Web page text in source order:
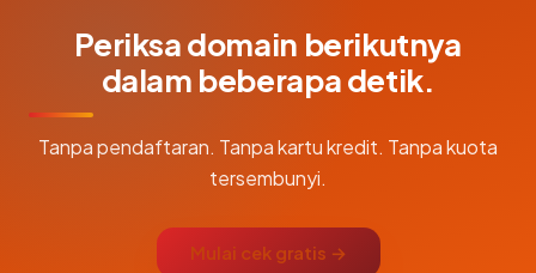
Periksa domain berikutnya
dalam beberapa detik.
Tanpa pendaftaran. Tanpa kartu kredit. Tanpa kuota
tersembunyi.
Mulai cek gratis →